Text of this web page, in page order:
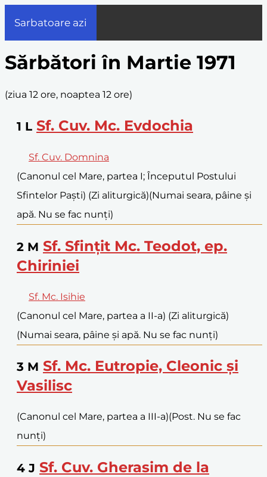
Sarbatoare azi
Sărbători în Martie 1971
(ziua 12 ore, noaptea 12 ore)
1 L Sf. Cuv. Mc. Evdochia
Sf. Cuv. Domnina
(Canonul cel Mare, partea I; Începutul Postului
Sfintelor Paști) (Zi aliturgică)(Numai seara, pâine și
apă. Nu se fac nunți)
2 M Sf. Sfințit Mc. Teodot, ep.
Chiriniei
Sf. Mc. Isihie
(Canonul cel Mare, partea a II-a) (Zi aliturgică)
(Numai seara, pâine și apă. Nu se fac nunți)
3 M Sf. Mc. Eutropie, Cleonic și
Vasilisc
(Canonul cel Mare, partea a III-a)(Post. Nu se fac
nunți)
4 J Sf. Cuv. Gherasim de la